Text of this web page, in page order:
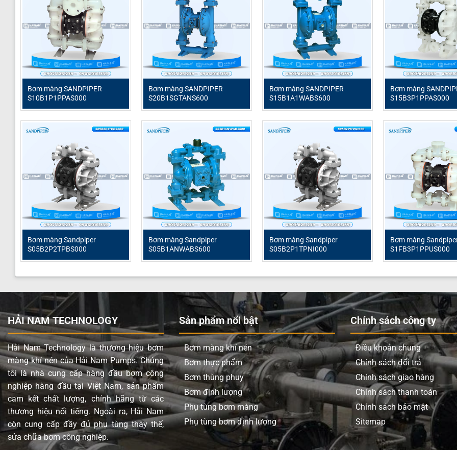
môi trường đòi hỏi độ bền cao và khả năng xử lý đa dạng loại hóa chất. Thuộc dòng bơm màng khí nén từ thương hiệu
danh tiếng, model S15B1SGTABS600 được thiết kế để vận hành ổn định, hiệu quả trong các ứng dụng khắc nghiệt nhất.
Thông số kỹ thuật Sandpiper S15B1SGTABS600
Tên sản phẩm
Bơm màng Sandpiper S15B1SGTABS600
Sandpiper S15B1SGTABS600
Loại bơm
Bơm màng khí nén
Thương hiệu
Sandpiper
Chất liệu thân bơm
Inox
Lưu lượng tối đa
40 lít/phút
Đường cấp khí
3/4” (Kết nối ren)
Đầu hút và đẩy
1.5” (Kết nối ren)
Phần trung tâm
Nhôm
Màng
PTFE (Teflon)
Màng Backup
Caosu Neoprene
Bi
PTFE (Teflon)
Đế bi
PTFE (Teflon)
Giảm thanh (Mufler)
Bơm màng SANDPIPER
S10B1P1PPAS000
Bơm màng SANDPIPER
S20B1SGTANS600
Bơm màng SANDPIPER
S15B1A1WABS600
Bơm màng
S15B3P1PPAS000
Bơm màng Sandpiper
S05B2P2TPBS000
Bơm màng Sandpiper
S05B1ANWABS600
Bơm màng Sandpiper
S05B2P1TPNI000
Bơm màng
S1FB3P1PPUS000
HẢI NAM TECHNOLOGY
Hải Nam Technology là thương hiệu bơm
màng khí nén của Hải Nam Pumps. Chúng
tôi là nhà cung cấp hàng đầu bơm công
nghiệp hàng đầu tại Việt Nam, sản phẩm
cam kết chất lượng, chính hãng từ các
thương hiệu nổi tiếng. Ngoài ra, Hải Nam
còn cung cấp đầy đủ phụ tùng thay thế,
sửa chữa bơm công nghiệp.
Sản phẩm nổi bật
Bơm màng khí nén
Bơm thực phẩm
Bơm thùng phuy
Bơm định lượng
Phụ tùng bơm màng
Phụ tùng bơm định lượng
Chính sách công ty
Điều khoản chung
Chính sách đổi trả
Chính sách giao hàng
Chính sách thanh toán
Chính sách bảo mật
Sitemap